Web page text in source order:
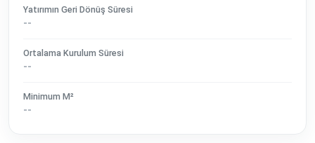
Yatırımın Geri Dönüş Süresi
--
Ortalama Kurulum Süresi
--
Minimum M²
--